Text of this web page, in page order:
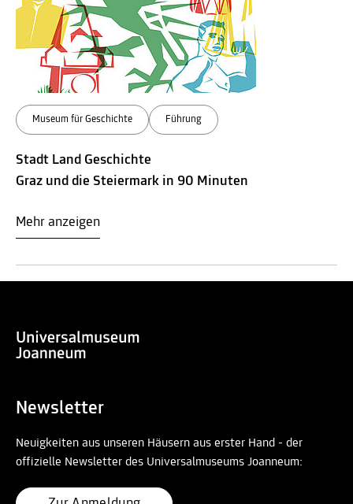
Museum für Geschichte Führung
Stadt Land Geschichte
Graz und die Steiermark in 90 Minuten
Mehr anzeigen
Newsletter
Neuigkeiten aus unseren Häusern aus erster Hand - der
offizielle Newsletter des Universalmuseums Joanneum: